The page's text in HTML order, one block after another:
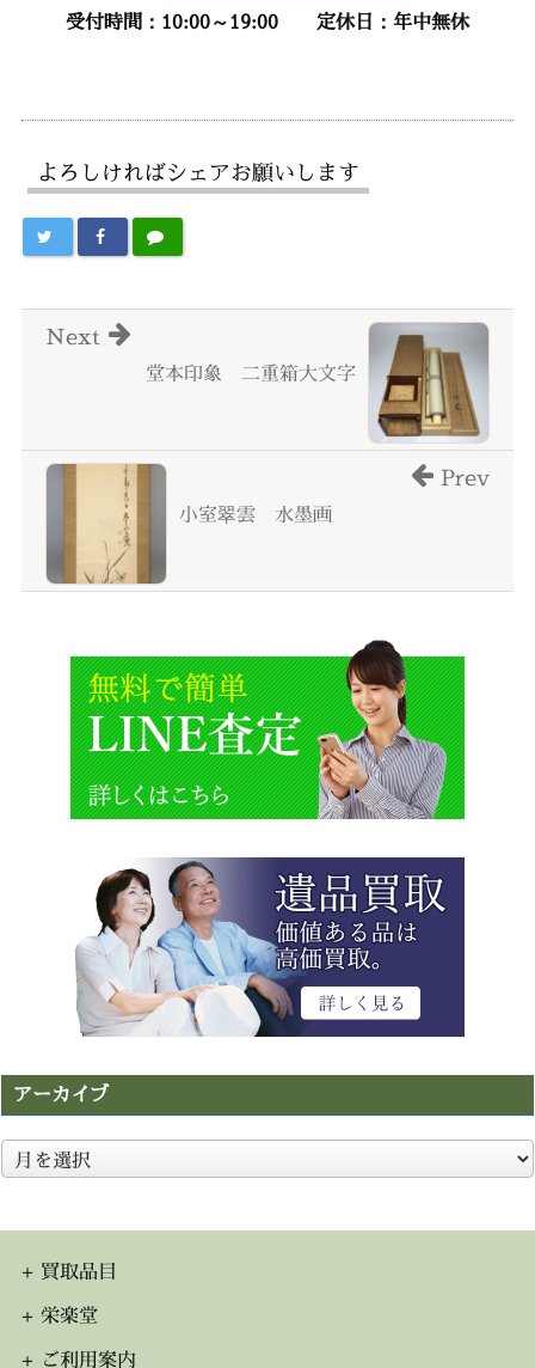
受付時間：10:00～19:00 定休日：年中無休
よろしければシェアお願いします
堂本印象 二重箱大文字
Next
小室翠雲 水墨画
Prev
アーカイブ
ア
ー
イ
買取品目
栄楽堂
ご利用案内